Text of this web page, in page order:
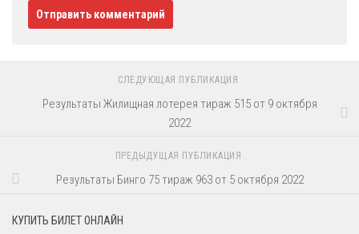
СЛЕДУЮЩАЯ ПУБЛИКАЦИЯ
Результаты Жилищная лотерея тираж 515 от 9 октября
2022
ПРЕДЫДУЩАЯ ПУБЛИКАЦИЯ
Результаты Бинго 75 тираж 963 от 5 октября 2022
КУПИТЬ БИЛЕТ ОНЛАЙН